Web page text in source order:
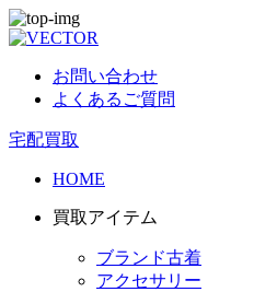
お問い合わせ
よくあるご質問
宅配買取
HOME
買取アイテム
ブランド古着
アクセサリー